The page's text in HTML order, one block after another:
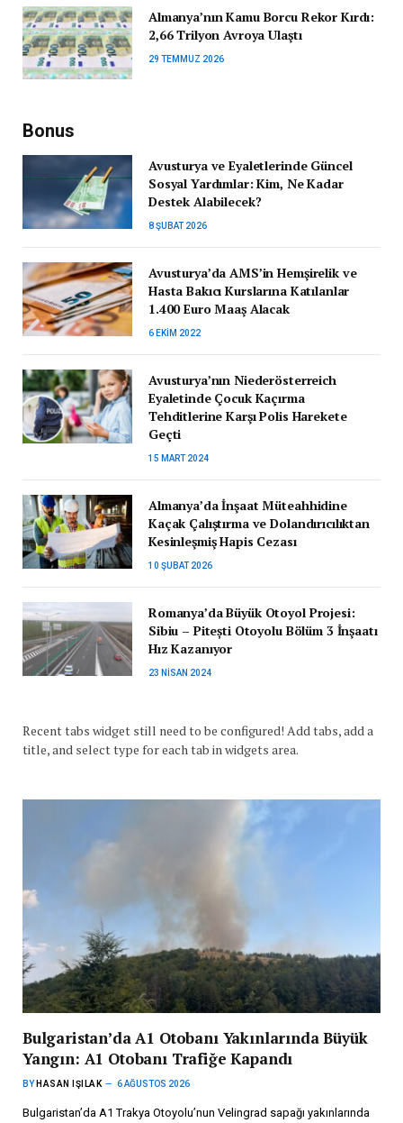
Almanya’nın Kamu Borcu Rekor Kırdı:
2,66 Trilyon Avroya Ulaştı
29 TEMMUZ 2026
Bonus
Avusturya ve Eyaletlerinde Güncel
Sosyal Yardımlar: Kim, Ne Kadar
Destek Alabilecek?
8 ŞUBAT 2026
Avusturya’da AMS’in Hemşirelik ve
Hasta Bakıcı Kurslarına Katılanlar
1.400 Euro Maaş Alacak
6 EKIM 2022
Avusturya’nın Niederösterreich
Eyaletinde Çocuk Kaçırma
Tehditlerine Karşı Polis Harekete
Geçti
15 MART 2024
Almanya’da İnşaat Müteahhidine
Kaçak Çalıştırma ve Dolandırıcılıktan
Kesinleşmiş Hapis Cezası
10 ŞUBAT 2026
Romanya’da Büyük Otoyol Projesi:
Sibiu – Pitești Otoyolu Bölüm 3 İnşaatı
Hız Kazanıyor
23 NISAN 2024
Recent tabs widget still need to be configured! Add tabs, add a
title, and select type for each tab in widgets area.
Bulgaristan’da A1 Otobanı Yakınlarında Büyük
Yangın: A1 Otobanı Trafiğe Kapandı
BY HASAN IŞILAK 6 AĞUSTOS 2026
Bulgaristan’da A1 Trakya Otoyolu’nun Velingrad sapağı yakınlarında